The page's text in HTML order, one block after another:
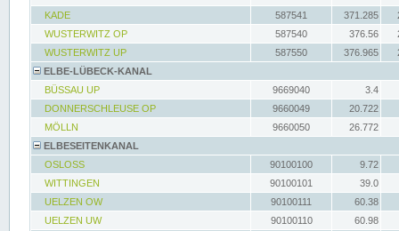
KADE
587541 371.285
WUSTERWITZ OP
587540 376.56
WUSTERWITZ UP
587550 376.965
ELBE-LÜBECK-KANAL
BÜSSAU UP
9669040
3.4
DONNERSCHLEUSE OP
9660049
20.722
MÖLLN
9660050
26.772
ELBESEITENKANAL
OSLOSS
90100100
9.72
WITTINGEN
90100101
39.0
UELZEN OW
90100111
60.38
UELZEN UW
90100110
60.98